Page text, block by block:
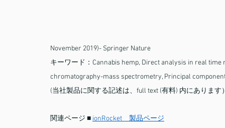
November 2019)- Springer Nature
キーワード：Cannabis hemp, Direct analysis in real
chromatography-mass spectrometry, Principal
(当社製品に関する記述は、full text (有料) 内にあります
関連ページ ■ ionRocket　製品ページ